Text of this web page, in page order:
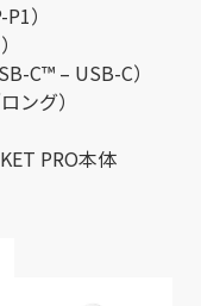
）
C™ – USB-C）
グ）
PRO本体